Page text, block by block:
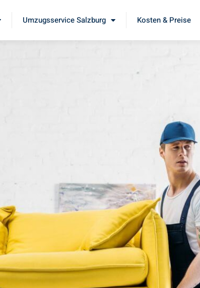
Umzugsservice Salzburg Kosten & Preise